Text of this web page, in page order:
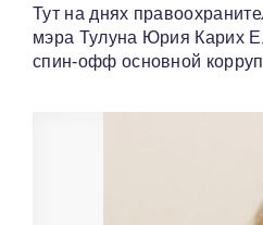
Тут на днях
мэра Тулуна Юрия Карих
спин-офф основной